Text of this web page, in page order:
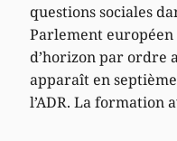
questions sociales
Parlement
d’horizon par ordre
apparaît en
l’ADR. La formation